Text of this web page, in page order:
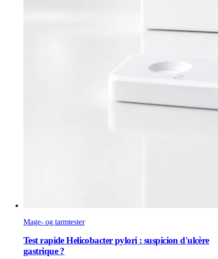
Mage- og tarmtester
Test rapide Helicobacter pylori : suspicion d'ulcère
gastrique ?